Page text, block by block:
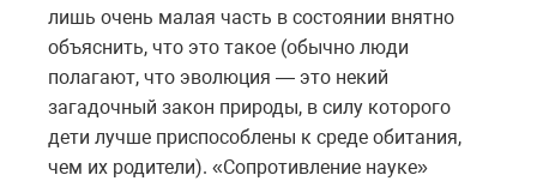
лишь очень малая часть в состоянии внятно
объяснить, что это такое (обычно люди
полагают, что эволюция — это некий
загадочный закон природы, в силу которого
дети лучше приспособлены к среде обитания,
чем их родители). «Сопротивление науке»